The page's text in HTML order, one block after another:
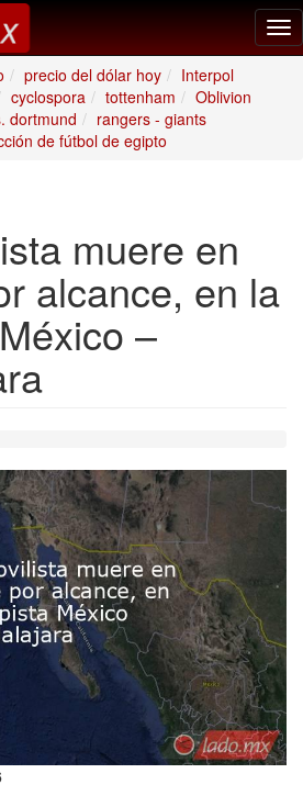
precio del dólar hoy
Interpol
cyclospora tottenham
Oblivion
dortmund
rangers - giants
de fútbol de egipto
muere en
alcance, en la
–